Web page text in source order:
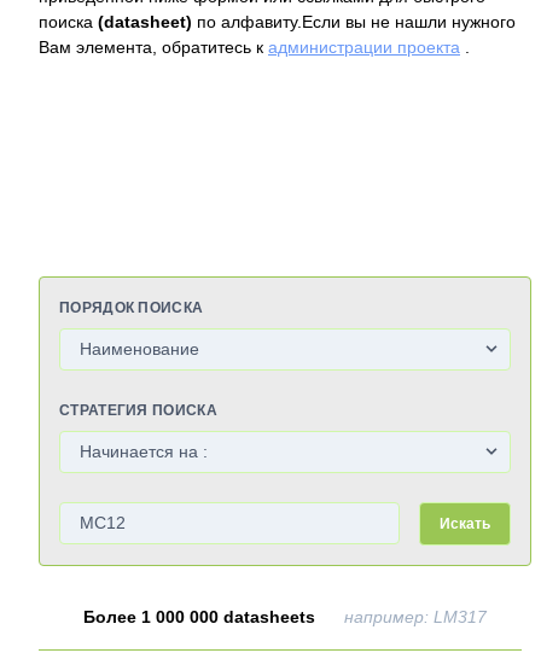
поиска (datasheet) по алфавиту.Если вы не нашли нужного
Вам элемента, обратитесь к администрации проекта
ПОРЯДОК ПОИСКА
СТРАТЕГИЯ ПОИСКА
Искать
Более 1 000 000 datasheets например: LM317